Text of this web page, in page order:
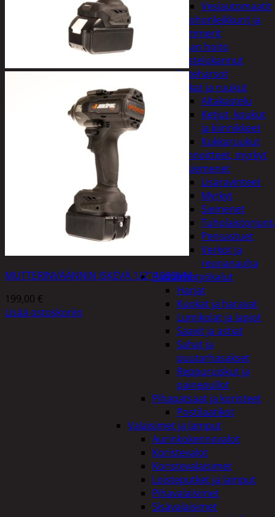
Vesiautomaatit
Ruohonleikkurit ja
trimmerit
Puutarhan hoito
Kastelukannut
Kateharsot
Kukat ja ruukut
Altakastelu
Ketjut, koukut
ja kiinnikkeet
Kukkaruukut
Lannoitteet, myrkyt
ja siemenet
Lisäravinteet
Myrkyt
Siemenet
Pensastuet
Verkot ja
reunanauha
Puutarhatyökalut
Harjat
Kuokat ja haravat
Lumikolat ja lapiot
Saavit ja astiat
Sahat ja
puutarhasakset
Reppuruiskut ja
painepullot
Pihapatsaat ja koristeet
Postilaatikot
Valaisimet ja lamput
Aurinkokennovalot
Koristevalot
Koristevalaisimet
Loisteputket ja lamput
Pihavalaisimet
Sisävalaisimet
MUTTERINVÄÄNNIN ISKEVÄ 1/2″ 1080NM
199,00 €
Lisää ostoskoriin